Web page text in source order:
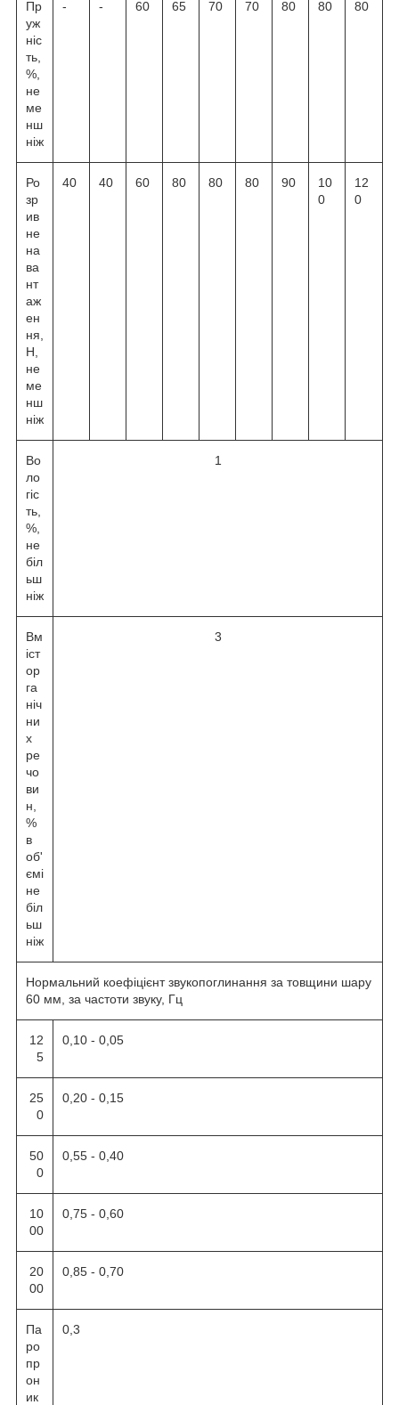
Пр
уж
ніс
ть,
%,
не
ме
нш
ніж
- - 60 65 70 70 80 80 80
Ро
зр
ив
не
на
ва
нт
аж
ен
ня,
Н,
не
ме
нш
ніж
40 40 60 80 80 80 90
10
0
12
0
Во
ло
гіс
ть,
%,
не
біл
ьш
ніж
1
Вм
іст
ор
га
ніч
ни
х
ре
чо
ви
н,
%
в
об'
ємі
не
біл
ьш
ніж
3
Нормальний коефіцієнт звукопоглинання за товщини шару
60 мм, за частоти звуку, Гц
12
5
0,10 - 0,05
25
0
0,20 - 0,15
50
0
0,55 - 0,40
10
00
0,75 - 0,60
20
00
0,85 - 0,70
Па
ро
пр
он
ик
0,3